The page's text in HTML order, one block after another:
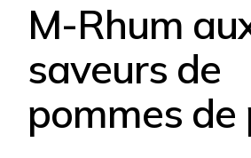
M-Rhum
saveurs de
pommes de